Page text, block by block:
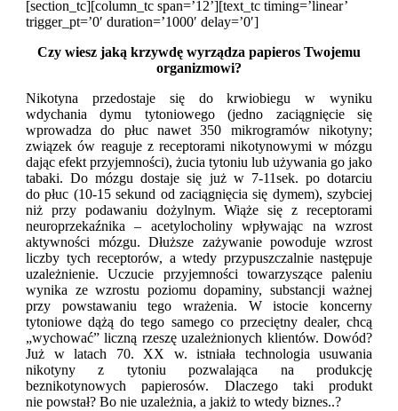
[section_tc][column_tc span=’12’][text_tc timing=’linear’
trigger_pt=’0′ duration=’1000′ delay=’0′]
Czy wiesz jaką krzywdę wyrządza papieros Twojemu
organizmowi?
Nikotyna przedostaje się do krwiobiegu w wyniku
wdychania dymu tytoniowego (jedno zaciągnięcie się
wprowadza do płuc nawet 350 mikrogramów nikotyny;
związek ów reaguje z receptorami nikotynowymi w mózgu
dając efekt przyjemności), żucia tytoniu lub używania go jako
tabaki. Do mózgu dostaje się już w 7-11sek. po dotarciu
do płuc (10-15 sekund od zaciągnięcia się dymem), szybciej
niż przy podawaniu dożylnym. Wiąże się z receptorami
neuroprzekaźnika – acetylocholiny wpływając na wzrost
aktywności mózgu. Dłuższe zażywanie powoduje wzrost
liczby tych receptorów, a wtedy przypuszczalnie następuje
uzależnienie. Uczucie przyjemności towarzyszące paleniu
wynika ze wzrostu poziomu dopaminy, substancji ważnej
przy powstawaniu tego wrażenia. W istocie koncerny
tytoniowe dążą do tego samego co przeciętny dealer, chcą
„wychować” liczną rzeszę uzależnionych klientów. Dowód?
Już w latach 70. XX w. istniała technologia usuwania
nikotyny z tytoniu pozwalająca na produkcję
beznikotynowych papierosów. Dlaczego taki produkt
nie powstał? Bo nie uzależnia, a jakiż to wtedy biznes..?